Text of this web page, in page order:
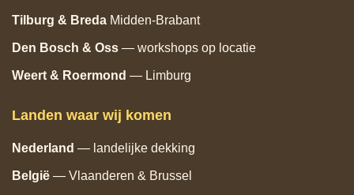
Tilburg & Breda Midden‑Brabant
Den Bosch & Oss — workshops op locatie
Weert & Roermond — Limburg
Landen waar wij komen
Nederland — landelijke dekking
België — Vlaanderen & Brussel